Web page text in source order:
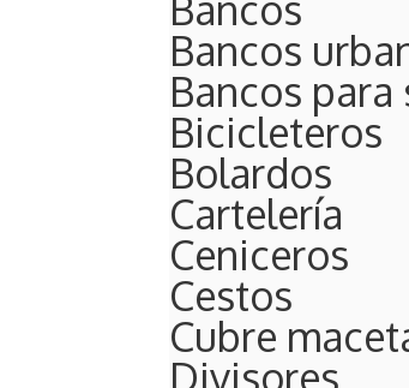
Bancos
Bancos para
Bicicleteros
Bolardos
Cartelería
Ceniceros
Cestos
Cubre
Divisores